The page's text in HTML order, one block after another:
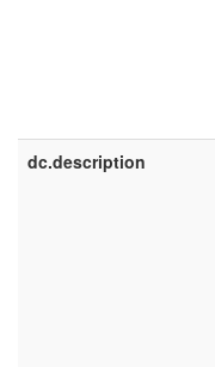
dc.description